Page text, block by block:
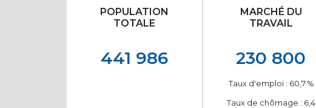
POPULATION
TOTALE
441 986
MARCHÉ DU
TRAVAIL
230 800
Taux d'emploi : 60,7%
Taux de chômage : 6,4